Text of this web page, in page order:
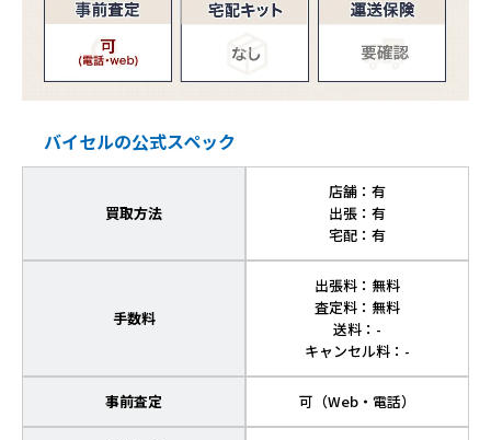
バイセルの公式スペック
買取方法
店舗：有
出張：有
宅配：有
手数料
出張料：無料
査定料：無料
送料：-
キャンセル料：-
事前査定 可（Web・電話）